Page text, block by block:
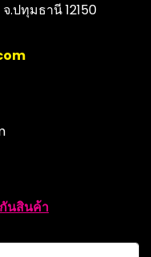
.ปทุมธานี 12150
นสินค้า